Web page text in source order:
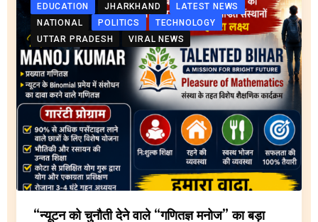
EDUCATION
JHARKHAND
LATEST NEWS
NATIONAL
POLITICS
TECHNOLOGY
UTTAR PRADESH
VIRAL NEWS
“न्यूटन को चुनौती देने वाले “गणितज्ञ मनोज” का बड़ा